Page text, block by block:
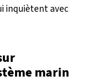
inquiètent avec
marin